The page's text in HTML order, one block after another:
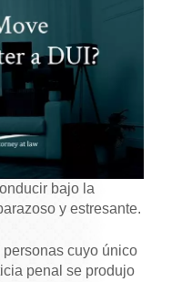
bajo la
y estresante.
cuyo único
penal se produjo